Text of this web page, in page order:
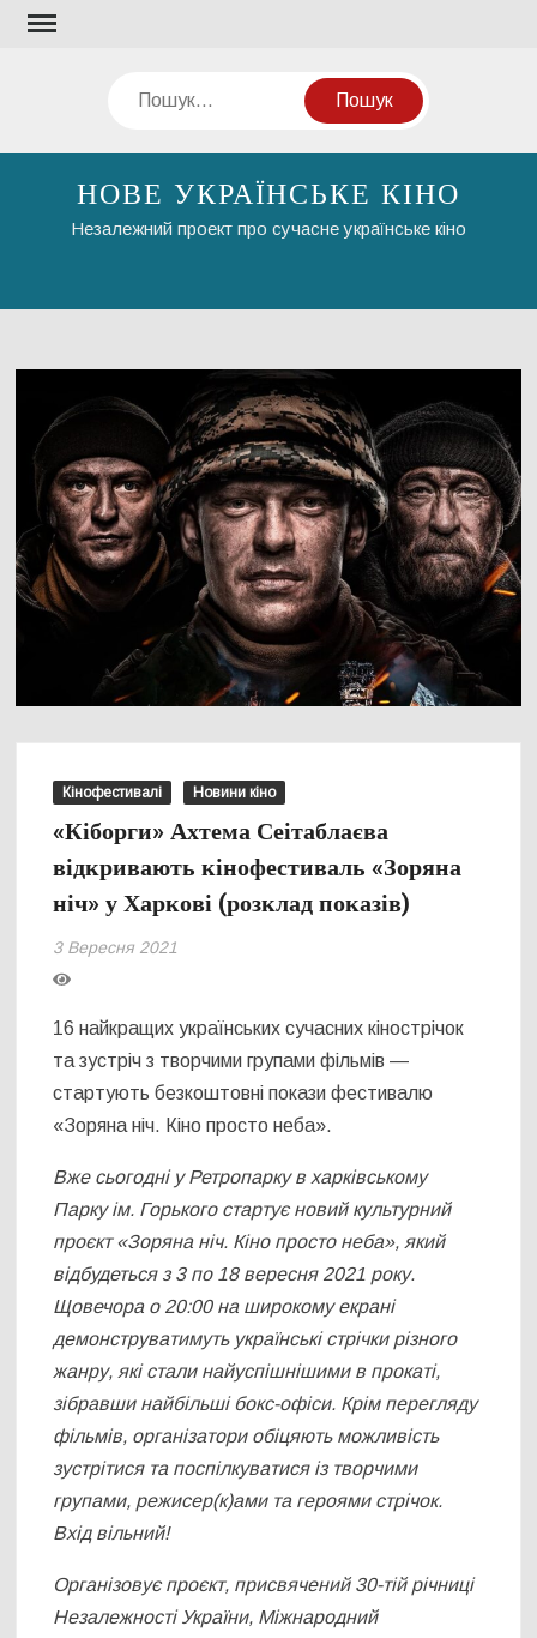
Перейти
Пошук
НОВЕ УКРАЇНСЬКЕ КІНО
Незалежний проект про сучасне українське кіно
Кінофестивалі Новини кіно
«Кіборги» Ахтема Сеітаблаєва
відкривають кінофестиваль «Зоряна
ніч» у Харкові (розклад показів)
3 Вересня 2021
16 найкращих українських сучасних кінострічок
та зустріч з творчими групами фільмів —
стартують безкоштовні покази фестивалю
«Зоряна ніч. Кіно просто неба».
Вже сьогодні у Ретропарку в харківському
Парку ім. Горького стартує новий культурний
проєкт «Зоряна ніч. Кіно просто неба», який
відбудеться з 3 по 18 вересня 2021 року.
Щовечора о 20:00 на широкому екрані
демонструватимуть українські стрічки різного
жанру, які стали найуспішнішими в прокаті,
зібравши найбільші бокс-офіси. Крім перегляду
фільмів, організатори обіцяють можливість
зустрітися та поспілкуватися із творчими
групами, режисер(к)ами та героями стрічок.
Вхід вільний!
Організовує проєкт, присвячений 30-тій річниці
Незалежності України, Міжнародний